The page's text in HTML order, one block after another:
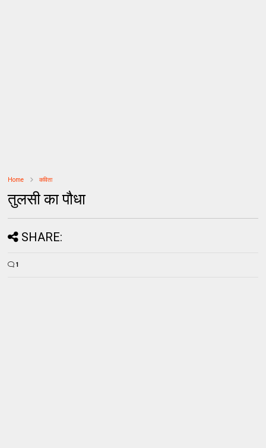
Home कविता
तुलसी का पौधा
SHARE:
1